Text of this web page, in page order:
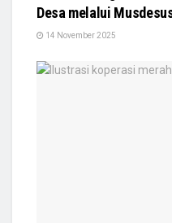
Desa melalui
14 November 2025